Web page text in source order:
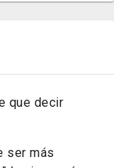
que decir
ser más